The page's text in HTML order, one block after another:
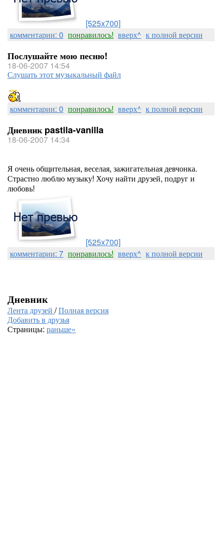
[525x700]
комментарии: 0 понравилось! вверх^ к полной версии
Послушайте мою песню!
18-06-2007 14:54
Слушать этот музыкальный файл
комментарии: 0 понравилось! вверх^ к полной версии
Дневник pastila-vanilla
18-06-2007 14:34
Я очень общительная, веселая, зажигательная девчонка.
Страстно люблю музыку! Хочу найти друзей, подруг и
любовь!
[525x700]
комментарии: 7 понравилось! вверх^ к полной версии
Дневник
Лента друзей /Полная версия
Добавить в друзья
Страницы: раньше»